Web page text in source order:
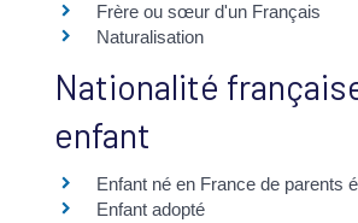
Frère ou sœur d'un Français
Naturalisation
Nationalité
enfant
Enfant né en France de parents
Enfant adopté